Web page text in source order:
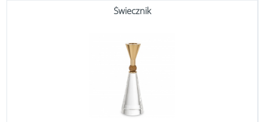
Świecznik